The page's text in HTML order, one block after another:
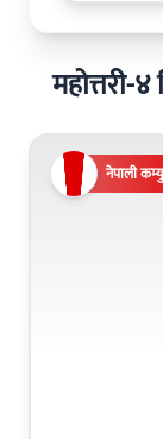
महोत्तरी-
नेपाली